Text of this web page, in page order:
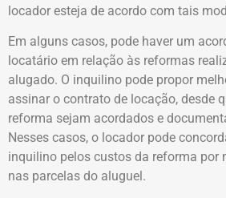
locador esteja de acordo com tais
Em alguns casos, pode haver um
locatário em relação às reformas
alugado. O inquilino pode propor
assinar o contrato de locação, desde
reforma sejam acordados e
Nesses casos, o locador pode
inquilino pelos custos da reforma por
nas parcelas do aluguel.